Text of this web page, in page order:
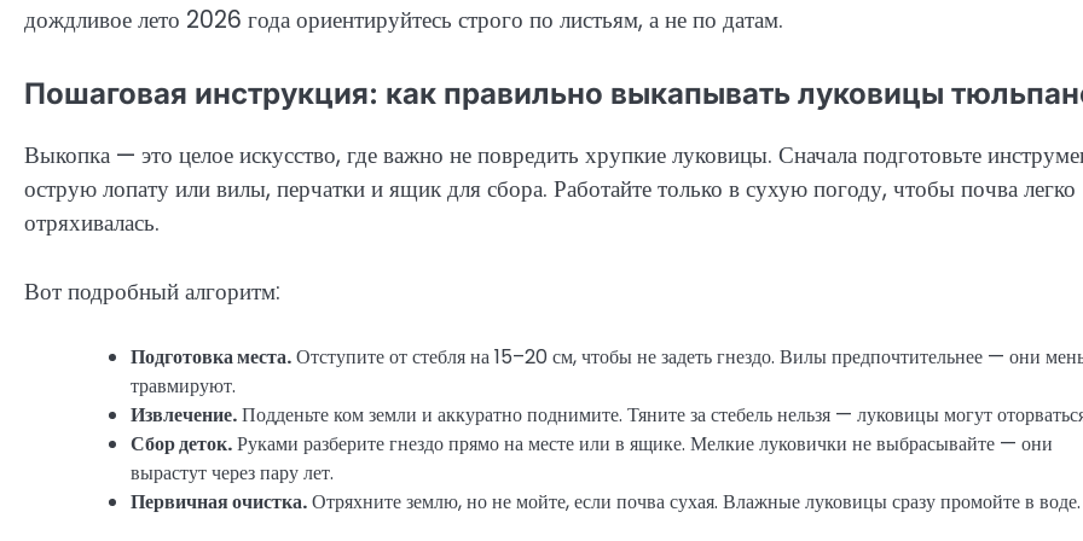
дождливое лето 2026 года ориентируйтесь строго по листьям, а не по датам.
Пошаговая инструкция: как правильно выкапывать луковицы
Выкопка — это целое искусство, где важно не повредить хрупкие луковицы. Сначала подготовьте
острую лопату или вилы, перчатки и ящик для сбора. Работайте только в сухую погоду, чтобы почва легко
отряхивалась.
Вот подробный алгоритм:
Подготовка места.Отступите от стебля на 15–20 см, чтобы не задеть гнездо. Вилы предпочтительнее — они
травмируют.
Извлечение.Подденьте ком земли и аккуратно поднимите. Тяните за стебель нельзя — луковицы могут
Сбор деток.Руками разберите гнездо прямо на месте или в ящике. Мелкие луковички не выбрасывайте — они
вырастут через пару лет.
Первичная очистка.Отряхните землю, но не мойте, если почва сухая. Влажные луковицы сразу промойте в воде.